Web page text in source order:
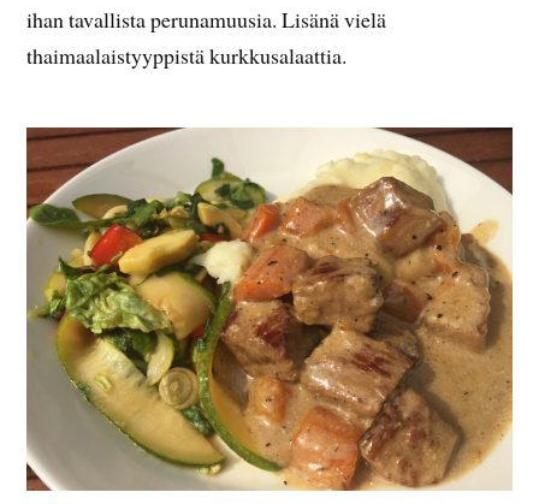
ihan tavallista perunamuusia. Lisänä vielä
thaimaalaistyyppistä kurkkusalaattia.